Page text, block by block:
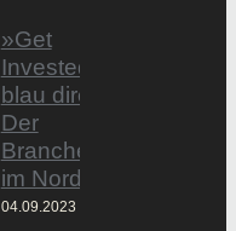
»Get
Invested by
blau direkt«:
Der
Branchentag
im Norden
04.09.2023